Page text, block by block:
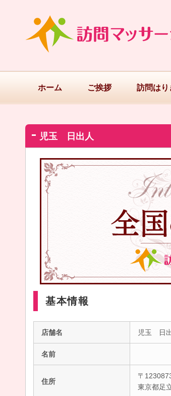
ホーム ご挨拶 訪問はり
児玉 日出人
基本情報
店舗名 児玉 日
名前
住所
〒
東京都足